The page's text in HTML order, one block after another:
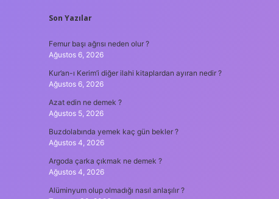
SIDEBAR
Son Yazılar
Femur başı ağrısı neden olur ?
Ağustos 6, 2026
Kur’an-ı Kerim’i diğer ilahi kitaplardan ayıran nedir ?
Ağustos 6, 2026
Azat edin ne demek ?
Ağustos 5, 2026
Buzdolabında yemek kaç gün bekler ?
Ağustos 4, 2026
Argoda çarka çıkmak ne demek ?
Ağustos 4, 2026
Alüminyum olup olmadığı nasıl anlaşılır ?